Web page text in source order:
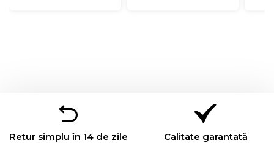
Retur simplu în 14 de zile Calitate garantată